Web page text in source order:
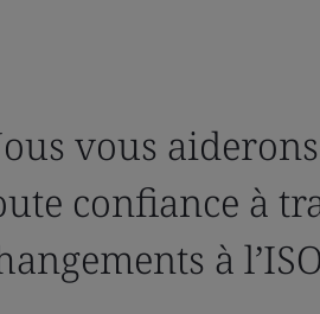
vous
confiance à
à